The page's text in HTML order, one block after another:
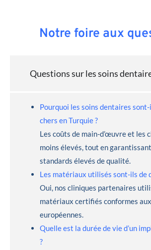
Notre foire aux
Questions sur les soins
Pourquoi les soins dentaires
chers en Turquie ?
Les coûts de main-d’œuvre et les
moins élevés, tout en
standards élevés de qualité.
Les matériaux utilisés sont-ils de
Oui, nos cliniques partenaires
matériaux certifiés conformes
européennes.
Quelle est la durée de vie d’un
?